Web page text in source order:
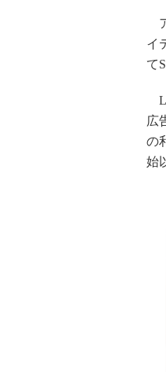
イ
て
広
の
始